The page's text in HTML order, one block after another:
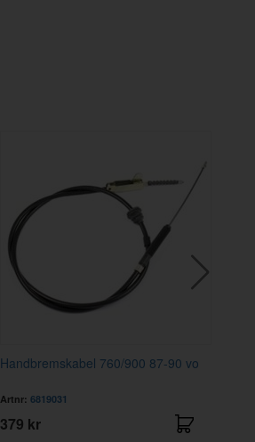
Handbremskabel 760/900 87-90 vo
Artnr: 6819031
379 kr